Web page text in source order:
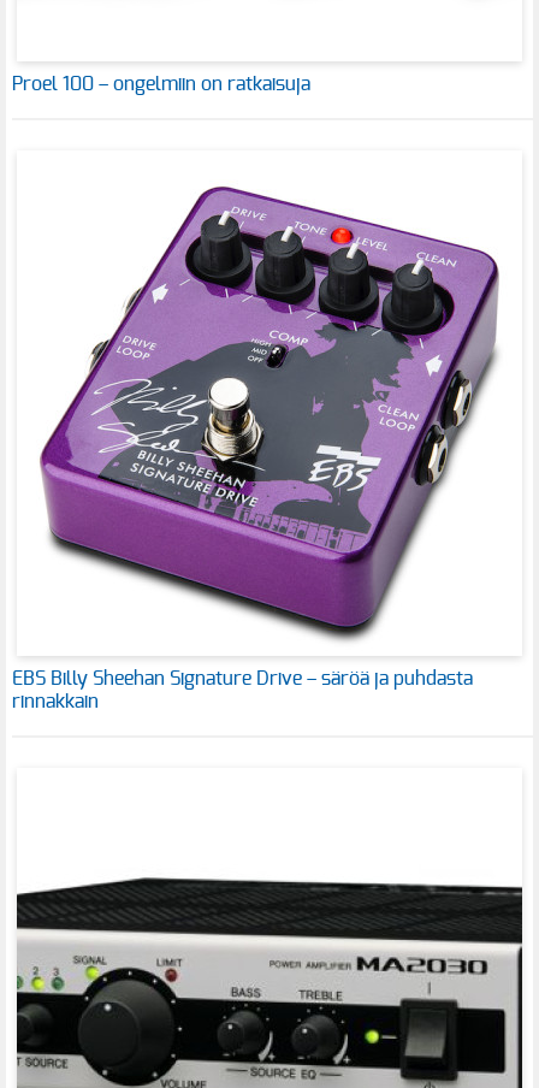
Proel 100 – ongelmiin on ratkaisuja
EBS Billy Sheehan Signature Drive – säröä ja puhdasta
rinnakkain